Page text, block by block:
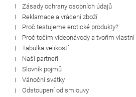
Zásady ochrany osobních údajů
Reklamace a vrácení zboží
Proč testujeme erotické produkty?
Proč točím videonávody a tvořím
Tabulka velikostí
Naši partneři
Slovník pojmů
Vánoční svátky
Odstoupení od smlouvy